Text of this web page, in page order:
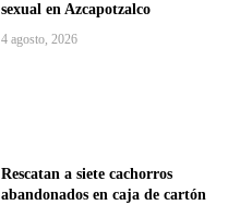
sexual en Azcapotzalco
4 agosto, 2026
Rescatan a siete cachorros
abandonados en caja de cartón